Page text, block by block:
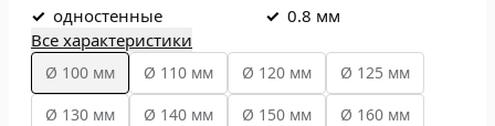
✓ одностенные ✓ 0.8 мм
Все характеристики
Ø 100 мм Ø 110 мм Ø 120 мм
Ø 125 мм
Ø 130 мм
Ø 140 мм Ø 150 мм
Ø 160 мм